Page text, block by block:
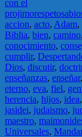
con el
projimorespeto
accion, acto, Adam,
Biblia, bien, camino,
conocimiento,
cumplir,
Dios, discutir,
enseñanzas, enseñar,
eterno, eva, fiel,
herencia, hijos, idea,
jasidei, judaismo,
maestro,
Universales,